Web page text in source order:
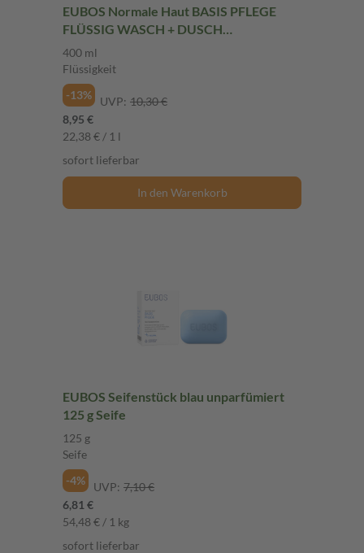
EUBOS Normale Haut BASIS PFLEGE
FLÜSSIG WASCH + DUSCH
Nachfüllbeutel unparfümiert 400 ml
Flüssigkeit
400 ml
Flüssigkeit
-13%
UVP: 10,30 €
8,95 €
22,38 € / 1 l
sofort lieferbar
In den Warenkorb
EUBOS Seifenstück blau unparfümiert
125 g Seife
125 g
Seife
-4%
UVP: 7,10 €
6,81 €
54,48 € / 1 kg
sofort lieferbar